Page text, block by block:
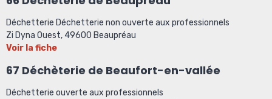
Déchetterie Déchetterie non ouverte aux professionnels
Zi Dyna Ouest, 49600 Beaupréau
Voir la fiche
67 Déchèterie de Beaufort-en-vallée
Déchetterie ouverte aux professionnels